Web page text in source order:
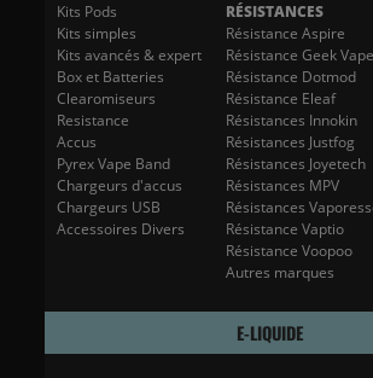
Kits Pods
Kits simples
Kits avancés & expert
Box et Batteries
Clearomiseurs
Resistance
Accus
Pyrex Vape Band
Chargeurs d'accus
Chargeurs USB
Accessoires Divers
RÉSISTANCES
Résistance Aspire
Résistance Geek Vape
Résistance Dotmod
Résistance Eleaf
Résistances Innokin
Résistances Justfog
Résistances Joyetech
Résistances MPV
Résistances
Résistance Vaptio
Résistance Voopoo
Autres marques
E-LIQUIDE